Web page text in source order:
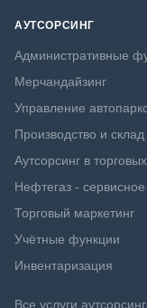
АУТСОРСИНГ
Административные
Мерчандайзинг
Управление
Производство и склад
Аутсорсинг в
Нефтегаз -
Торговый маркетинг
Учётные функции
Инвентаризация
Все услуги